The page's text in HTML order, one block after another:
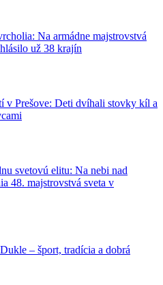
Na armádne majstrovstvá
už 38 krajín
Prešove: Deti dvíhali stovky kíl a
svetovú elitu: Na nebi nad
48. majstrovstvá sveta v
– šport, tradícia a dobrá